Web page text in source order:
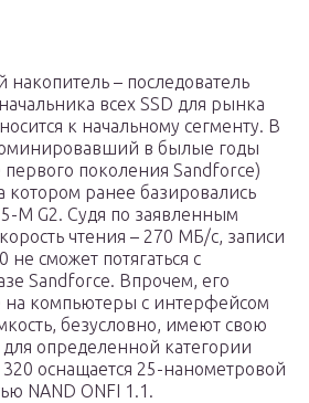
накопитель – последователь
всех SSD для рынка
к начальному сегменту. В
в былые годы
поколения Sandforce)
котором ранее базировались
M G2. Судя по заявленным
чтения – 270 МБ/c, записи
сможет потягаться с
Sandforce. Впрочем, его
компьютеры с интерфейсом
безусловно, имеют свою
для определенной категории
оснащается 25-нанометровой
NAND ONFI 1.1.